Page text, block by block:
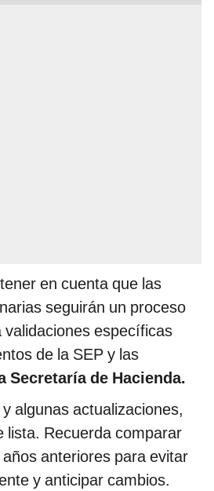
en cuenta que las
seguirán un proceso
validaciones específicas
de la SEP y las
Secretaría de Hacienda.
algunas actualizaciones,
lista. Recuerda comparar
anteriores para evitar
y anticipar cambios.